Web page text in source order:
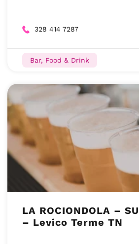
328 414 7287
Bar, Food & Drink
LA ROCIONDOLA –
– Levico Terme TN